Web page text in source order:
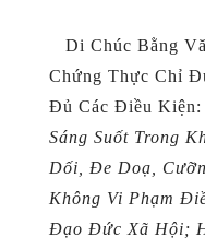
Di Chúc Bằng
Chứng Thực Chỉ
Đủ Các Điều Kiện:
Sáng Suốt Trong
Dối, Đe Doạ,
Không Vi Phạm
Đạo Đức Xã Hội;